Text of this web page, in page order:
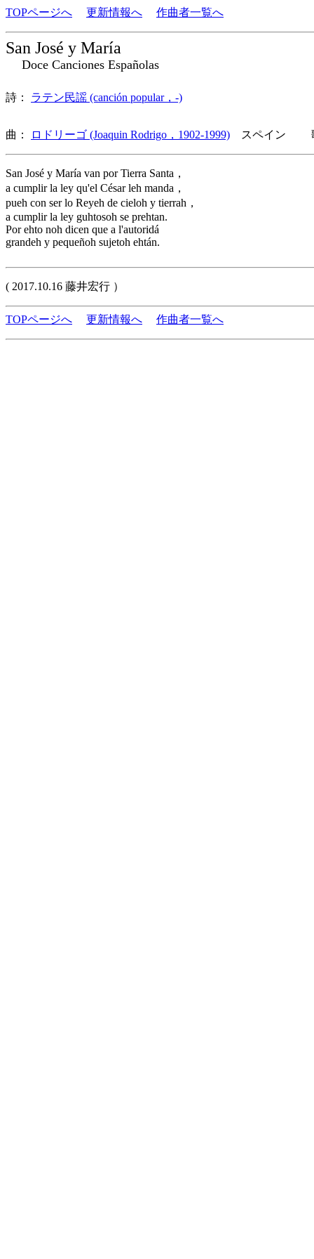
TOPページへ 更新情報へ 作曲者一覧へ
San José y María
Doce Canciones Españolas
詩： ラテン民謡 (canción popular，-)
曲： ロドリーゴ (Joaquin Rodrigo，1902-1999) スペイン 歌
San José y María van por Tierra Santa，
a cumplir la ley qu'el César leh manda，
pueh con ser lo Reyeh de cieloh y tierrah，
a cumplir la ley guhtosoh se prehtan.
Por ehto noh dicen que a l'autoridá
grandeh y pequeñoh sujetoh ehtán.
( 2017.10.16 藤井宏行 ）
TOPページへ 更新情報へ 作曲者一覧へ